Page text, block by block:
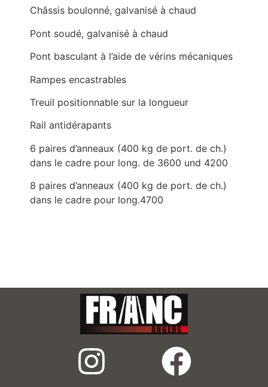
Châssis boulonné, galvanisé à chaud
Pont soudé, galvanisé à chaud
Pont basculant à l’aide de vérins mécaniques
Rampes encastrables
Treuil positionnable sur la longueur
Rail antidérapants
6 paires d’anneaux (400 kg de port. de ch.)
dans le cadre pour long. de 3600 und 4200
8 paires d’anneaux (400 kg de port. de ch.)
dans le cadre pour long.4700